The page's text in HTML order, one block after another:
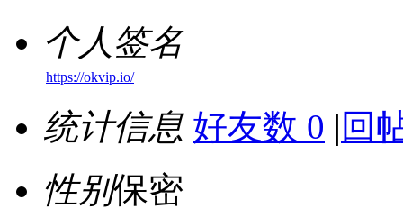
个人签名
https://okvip.io/
统计信息 好友数 0 | 回
性别保密